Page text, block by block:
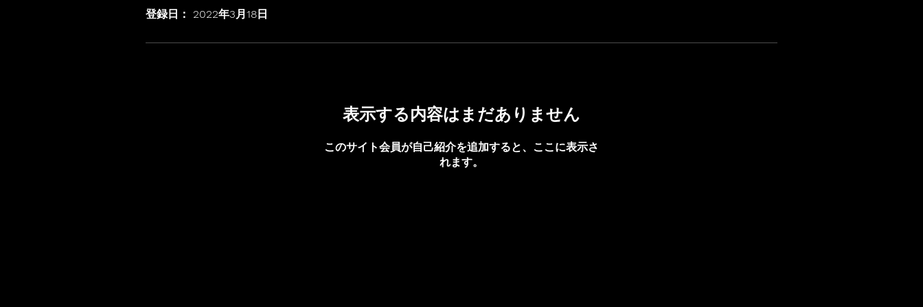
登録日： 2022年3月18日
表示する内容はまだありません
このサイト会員が自己紹介を追加すると、ここに表示さ
れます。